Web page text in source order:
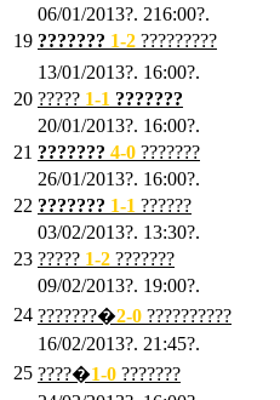
06/01/2013?. 216:00?.
19 ??????? 1-2 ?????????
13/01/2013?. 16:00?.
20 ????? 1-1 ???????
20/01/2013?. 16:00?.
21 ??????? 4-0 ???????
26/01/2013?. 16:00?.
22 ??????? 1-1 ??????
03/02/2013?. 13:30?.
23 ????? 1-2 ???????
09/02/2013?. 19:00?.
24 ???????�2-0 ??????????
16/02/2013?. 21:45?.
25 ????�1-0 ???????